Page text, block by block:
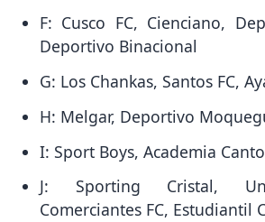
F: Cusco FC, Cienciano,
Deportivo Binacional
G: Los Chankas, Santos FC,
H: Melgar, Deportivo
I: Sport Boys, Academia
J: Sporting Cristal,
Comerciantes FC, Estudiantil